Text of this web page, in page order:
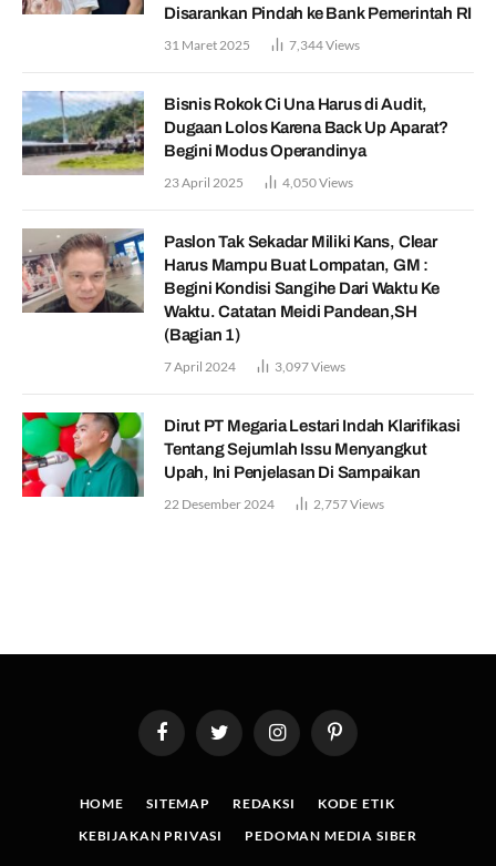
Disarankan Pindah ke Bank Pemerintah RI
31 Maret 2025 7,344Views
Bisnis Rokok Ci Una Harus di Audit,
Dugaan Lolos Karena Back Up Aparat?
Begini Modus Operandinya
23 April 2025 4,050Views
Paslon Tak Sekadar Miliki Kans, Clear
Harus Mampu Buat Lompatan, GM :
Begini Kondisi Sangihe Dari Waktu Ke
Waktu. Catatan Meidi Pandean,SH
(Bagian 1)
7 April 2024 3,097Views
Dirut PT Megaria Lestari Indah Klarifikasi
Tentang Sejumlah Issu Menyangkut
Upah, Ini Penjelasan Di Sampaikan
22 Desember 2024 2,757Views
FacebookTwitter InstagramPinterest
HOME SITEMAP REDAKSI
KODE ETIK
KEBIJAKAN PRIVASI
PEDOMAN MEDIA SIBER